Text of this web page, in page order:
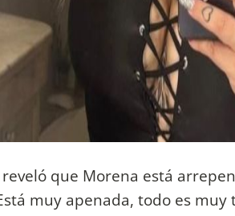
que Morena está
muy apenada, todo es